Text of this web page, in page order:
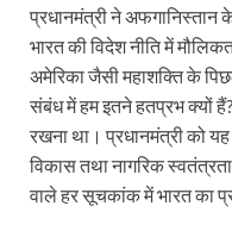
प्रधानमंत्री ने अफगानिस्तान
भारत की विदेश नीति में
अमेरिका जैसी महाशक्ति के
संबंध में हम इतने हतप्रभ क्यों
रखना था। प्रधानमंत्री को
विकास तथा नागरिक
वाले हर सूचकांक में भारत का